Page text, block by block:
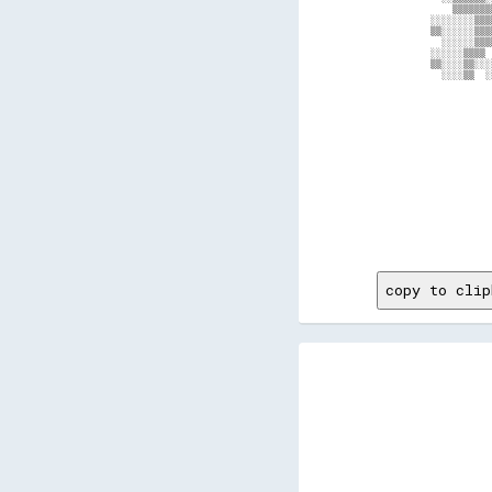
░░░░░░▒▒▒▒
░░░░▒▒
copy to